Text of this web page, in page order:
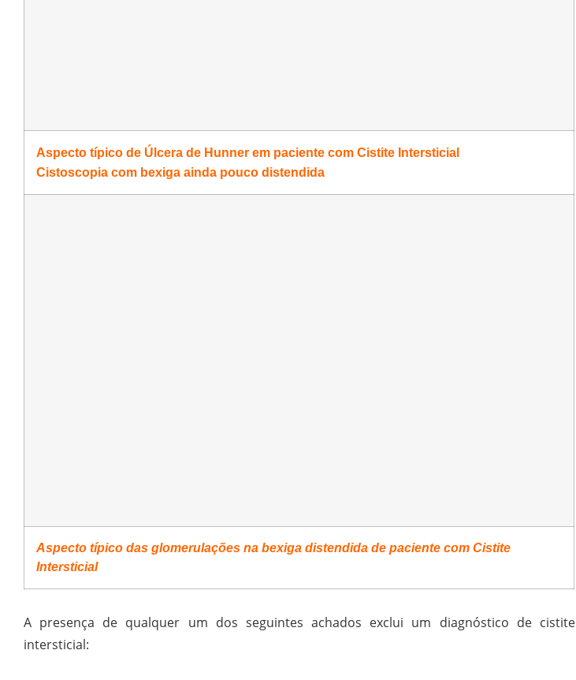
Aspecto típico de Úlcera de Hunner em paciente com Cistite Intersticial
Cistoscopia com bexiga ainda pouco distendida
Aspecto típico das glomerulações na bexiga distendida de paciente com Cistite
Intersticial
A presença de qualquer um dos seguintes achados exclui um diagnóstico de cistite
intersticial: